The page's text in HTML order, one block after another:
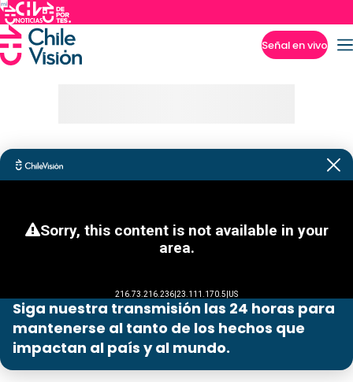
Señal en vivo
Siga nuestra transmisión las 24 horas para
mantenerse al tanto de los hechos que
impactan al país y al mundo.
Programas